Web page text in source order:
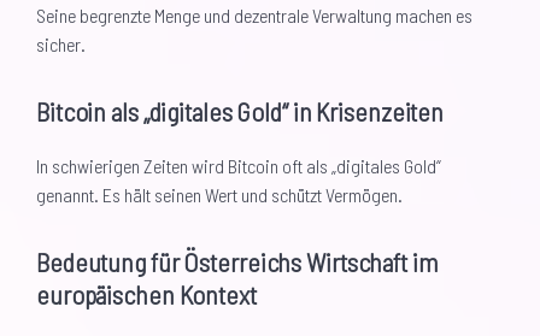
Seine begrenzte Menge und dezentrale Verwaltung machen es
sicher.
Bitcoin als „digitales Gold“ in Krisenzeiten
In schwierigen Zeiten wird Bitcoin oft als „digitales Gold“
genannt. Es hält seinen Wert und schützt Vermögen.
Bedeutung für Österreichs Wirtschaft im
europäischen Kontext